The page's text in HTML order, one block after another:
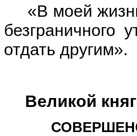
«В моей жизни
безграничного
отдать другим».
Великой